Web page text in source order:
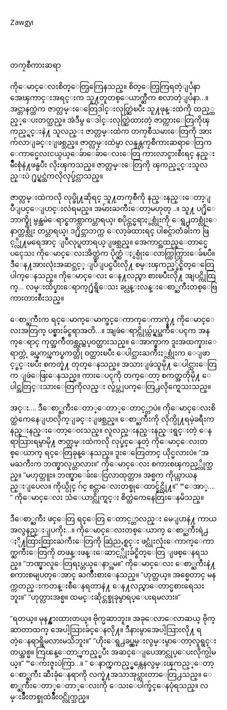
Zawgyi
တကၠစီကားဆရာ
ကိုေမာင္ေလးစိတ္ေတြႂကြေနသည္။ စိတ္ေတြႂကြရတဲ့ျပႆနာ
အေၾကာင္းအရင္းက သူ႔တူတစ္ေယာက္ဆီက စလာတဲ့ျပႆနာ…။
အင္တာနက္ထဲက ဇာတ္လမ္းေတြေဒါင္းလုတ္ဆြဲၿပီး သူ႔ဖုန္းထဲကို ထည့္ထ
ည့္ေပးတတ္သည္။ အဲဒီမွ ေဒါင္းလုတ္ဆြဲထားတဲ့ ဇာတ္ကားေတြကိုၾ
ကည့္ရင္းနဲ႔ သူလည္း ဇာတ္လမ္းထဲက တကၠစီသမားေတြကို အား
က်လာျခင္းျဖစ္သည္။ ဇာတ္လမ္းထဲမွာ လန္ဒန္တကၠစီကားဆရာေတြက
ေကာင္မေလးငယ္ငယ္ေခ်ာေခ်ာေလးေတြ ကားလာငွားစီးရင္ နည္း
မ်ိဳးစုံနဲ႔ဖန္ၿပီး လိုးၾကသည္။ ဇာတ္လမ္းေတြကို ၾကည့္ရင္းသူလ
ည္းပဲ ႐ုပ္ရွင္ထဲကလိုလုပ္ခ်င္လာသည္။
ဇာတ္လမ္းထဲကလို လုပ္ဖို႔ဆိုရင္ သူ႔တကၠစီကို နည္းနည္းေတာ့ျ
ပဳျပင္ေျပာင္းလဲရမည္။ အမ်ားႀကီးေတာ့မဟုတ္ ..။ သူ႔ ပ႐ိုေ
ဘာက္စ္ကို မွန္အမဲေရာင္စတစ္ကာကပ္တာရယ္၊ စပိုင္ကင္မရာႏွစ္လုံးကို ေရွ႕တစ္လုံးေ
နာက္တစ္လုံး တပ္တာရယ္၊ ဒ႐ိုင္ဘာဘက္က ေလာ့ခ်ထားရင္ ပါစင္ဂ်ာတံခါးက ဖြ
င့္လို႔မရေအာင္ ျပဳလုပ္ရတာရယ္ျဖစ္သည္။ အေကာင္အထည္ေတာင္မေ
ပၚေသး ကိုေမာင္ေလးအိတ္ထဲက ပိုက္ဆံ ႏွစ္ပုံးေလာက္ထြက္သြားေခ်ၿပီ။
ဒီေန႔အားလုံးအဆင္သင့္ ျပဳျပင္ၿပီးလို႔ စမ္းၾကည့္ခ်င္စိတ္ေတြေ
ပါက္ေနသည္။ ကိုေမာင္ေလး ေန႔လည္စာ စားၿပီးလို႔ အျပင္ကိုထြ
က္… လမ္းထိပ္နားေရာက္႐ုံရွိေသး ခပ္လန္းလန္းေစာ္ႀကီးတစ္ေဗြ
ကားတားစီးသည္။
ေစာ္ႀကီးက ရင္ေမာက္ေမာက္ဖင္ေကာက္ေကာက္နဲ႔ ကိုေမာင္ေ
လးအတြက္ ပစ္မွားခ်င္စရာအတိ…။ အျဖဴေရာင္ကိုယ္က်ပ္ရွပ္အက်ီေပၚက အန
က္ေရာင္ ကုတ္အက်ီတစ္ထည္ထပ္ဝတ္ထားသည္။ ေအာက္မွာက ဒူးအထက္နားေ
ရာက္တဲ့ ခပ္ၾကပ္ၾကပ္စကတ္တို ဝတ္ထားၿပီး ေပါင္သားႀကီးႏွစ္လုံးက ေျဖာ
င့္စင္းၿပီး စကတ္နဲ႔ တုတ္ေနသည္။ အသားျဖဴသူမို႔ ေပါင္သားေတြ
က ျဖဴေဖြးေနသည္။ ကားေပၚကို တက္ေတာ့ စကတ္အတိုမို႔ ေ
ပါင္အတြင္းသားေတြကိုလည္း လွ်ပ္တျပက္ေတြ႕လိုက္ရေသးသည္။
အင္း…. ဒီေစာ္ႀကီးေတာ္ေတာ္ေတာင့္တာပဲ။ ကိုေမာင္ေလးစိ
တ္ထဲကေနေျပာလိုက္ျခင္းျဖစ္သည္။ ေစာ္ႀကီးကို လိုက္ပို႔ရမဲ့ခရီးက
နည္းနည္းေတာ့ေဝးသည္။ လူလည္းနည္းနည္းရွင္းတဲ့ ေန
ရာသြားရမွာမို႔ ဇာတ္လမ္းထဲကလို လုပ္ခ်င္ေနတဲ့ ကိုေမာင္ေလးတ
စ္ေယာက္ ရင္ေတြခုန္ေနသည္။ ဒူးေတြေတာင္ ယိုင္မလားပဲ။ ”အ
မႀကီးက ဘဏ္မွာလုပ္တာလား။” ကိုေမာင္ေလး စကားစၾကည့္လိုက္သ
ည္။ ”မဟုတ္ဘူး။ ဘဏ္မွာေခ်းေငြလာထုတ္တာ။ အစ္မက ကိုယ္ကာယန
ည္းျပေလ။ ကိုယ္ပိုင္ ဂ်င္ စင္တာေလးတစ္ခုေထာင္ခ်င္လို႔။” ”ေအာ္….
” ကိုေမာင္ေလး သံေယာင္လိုက္ရင္း စိတ္ထဲကေနေတြးေနမိသည္။
ဒီေစာ္ႀကီး ဖင္ေတြ ရင္ေတြ ေတာင့္တာလည္း မေျပာနဲ႔ ကာယ
အလွနည္းျပကိုး…။ ကိုေမာင္ေလးတစ္ေယာက္ ေစာ္ႀကီးရဲ႕
ႏို႔ထြားထြားႀကီးေတြကို ဆြဲညႇစ္ရင္း ဖင္လုံးလုံးေကာက္ေကာ
က္ႀကီးေတြကို တဖန္းဖန္းေဆာင့္လိုးခ်င္စိတ္ေတြ ျဖစ္ေနရသ
ည္။ ”ဘဏ္မွာလူေတြရႈပ္တယ္ေနာ္အမ။” ကိုေမာင္ေလး ေစာ္ႀကီးနဲ႔
စကားစမျပတ္ေအာင္ ႀကိဳးစားေနသည္။ ”ဟုတ္တယ္။ အစ္မေတာင္ မန
က္ကတည္းကတန္းစီေနရတာနဲ႔ ေန႔လည္စာေတာင္မစားရေသး
ဘူး။” ”ဟုတ္လားအစ္မ။ ထမင္းဆိုင္တစ္ခုခုမွာရပ္ေပးရမလား။”
”ရတယ္။ မုန႔္စားထားတယ္။ ဗိုက္မဆာဘူး။ အခုေလာေလာဆယ္ ဗိုက္
ဆာတာထက္ အေပါ့သြားခ်င္ေနလို႔။ ဒီနားမွာအေပါ့သြားလို႔ ရ
တဲ့ေနရာရွိမလားမသိဘူး။” ”ဟိုးေရွ႕ခပ္လွမ္းလွမ္းမွာေတာ့လူရွင္း
တယ္အစ္မ။ ကြၽန္ေတာ္ၾကည့္ၿပီး အဆင္ေျပေအာင္လုပ္ေပးလိုက္ပါ့မ
ယ္။” ”ေက်းဇူးပဲကြာ…။ ” ေနာက္ၾကည့္မွန္ကေနလွမ္းၾကည့္ေတာ့
ေစာ္ႀကီး ဆီးခုံေနရာကို လက္နဲ႔အသာအုပ္ထားတာေတြ႕သည္။ ေ
စာ္ႀကီးေတာ္ေတာ္ေလးကို ေသးေပါက္ခ်င္ေနပုံရသည္။ လ
မ္းခ်ိဳးတစ္ခုထဲခ်ိဳးဝင္လိုက္သည္။